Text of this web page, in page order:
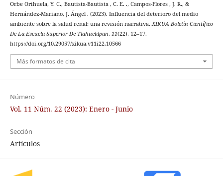
Orbe Orihuela, Y. C., Bautista-Bautista , C. E. ., Campos-Flores , J. R., &
Hernández-Mariano, J. Ángel . (2023). Influencia del deterioro del medio
ambiente sobre la salud renal: una revisión narrativa.XIKUA Boletín Científico
De La Escuela Superior De Tlahuelilpan, 11(22), 12–17.
https://doi.org/10.29057/xikua.v11i22.10566
Más formatos de cita
Número
Vol. 11 Núm. 22 (2023): Enero - Junio
Sección
Artículos